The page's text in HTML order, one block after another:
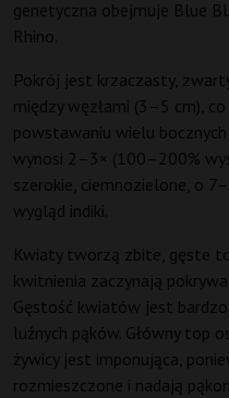
genetyczna obejmuje Blue
Rhino.
Pokrój jest krzaczasty,
między węzłami (3–5 cm),
powstawaniu wielu
wynosi 2–3× (100–200%
szerokie, ciemnozielone, o
wygląd indiki.
Kwiaty tworzą zbite, gęste
kwitnienia zaczynają
Gęstość kwiatów jest
luźnych pąków. Główny top
żywicy jest imponująca,
rozmieszczone i nadają